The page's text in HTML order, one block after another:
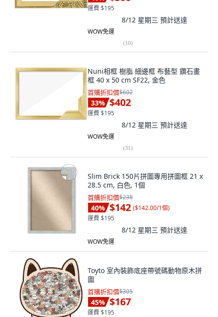
運費 $195
8/12 星期三 預計送達
WOW免運
(10)
Nuni相框 樹脂 細邊框 布藝型 鑽石畫
框 40 x 50 cm SF22, 金色
首購折扣價$602
33% $402
運費 $195
8/12 星期三 預計送達
WOW免運
(31)
Slim Brick 150片拼圖專用拼圖框 21 x
28.5 cm, 白色, 1個
首購折扣價$238
40% $142 ($142.00/1個)
運費 $195
8/12 星期三 預計送達
WOW免運
Toyto 室內裝飾底座帶號碼動物原木拼
圖
首購折扣價$305
45% $167
運費 $195